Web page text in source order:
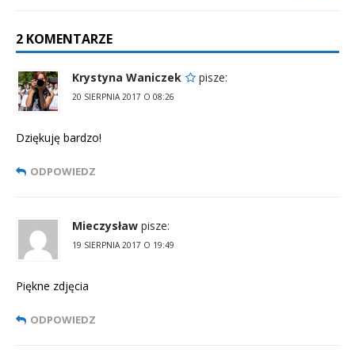
2 KOMENTARZE
Krystyna Waniczek pisze:
20 SIERPNIA 2017 O 08:26
Dziękuję bardzo!
ODPOWIEDZ
Mieczysław pisze:
19 SIERPNIA 2017 O 19:49
Piękne zdjęcia
ODPOWIEDZ